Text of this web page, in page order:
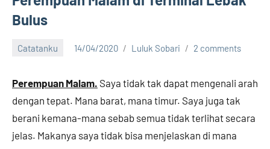
Bulus
Catatanku 14/04/2020 Luluk Sobari 2 comments
Perempuan Malam. Saya tidak tak dapat mengenali arah
dengan tepat. Mana barat, mana timur. Saya juga tak
berani kemana-mana sebab semua tidak terlihat secara
jelas. Makanya saya tidak bisa menjelaskan di mana